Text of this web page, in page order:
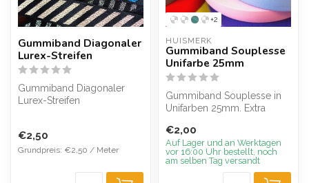
Gummiband Diagonaler
Lurex-Streifen
Gummiband Diagonaler
Lurex-Streifen
€2,50
Grundpreis: €2,50 / Meter
+2
HUISMERK
Gummiband Souplesse
Unifarbe 25mm
Gummiband Souplesse in
Unifarben 25mm. Extra
Gummiband. Gute Dehnb...
€2,00
Auf Lager und an Werktagen
vor 16:00 Uhr bestellt, noch
am selben Tag versandt